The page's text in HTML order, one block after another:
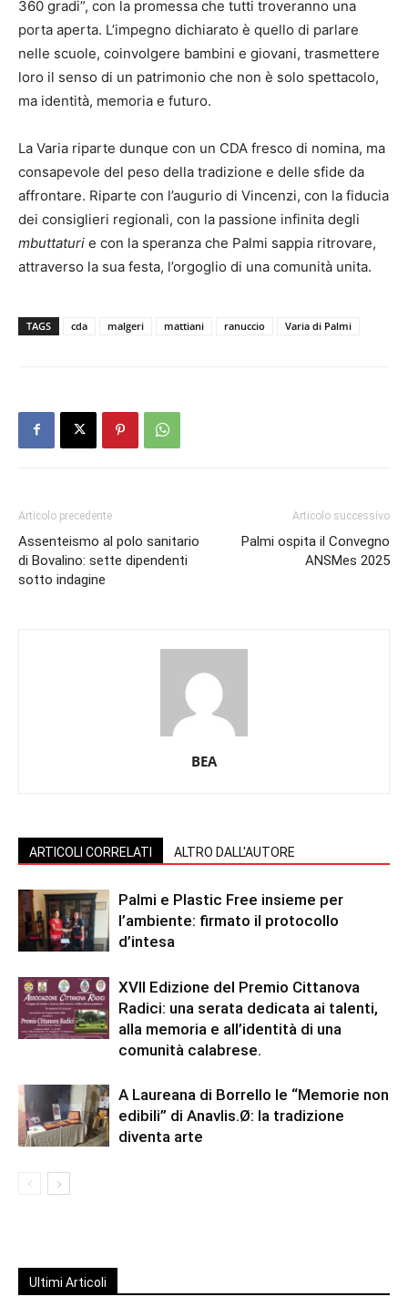
360 gradi”, con la promessa che tutti troveranno una
porta aperta. L’impegno dichiarato è quello di parlare
nelle scuole, coinvolgere bambini e giovani, trasmettere
loro il senso di un patrimonio che non è solo spettacolo,
ma identità, memoria e futuro.
La Varia riparte dunque con un CDA fresco di nomina, ma
consapevole del peso della tradizione e delle sfide da
affrontare. Riparte con l’augurio di Vincenzi, con la fiducia
dei consiglieri regionali, con la passione infinita degli
mbuttaturi e con la speranza che Palmi sappia ritrovare,
attraverso la sua festa, l’orgoglio di una comunità unita.
TAGS cda malgeri mattiani ranuccio Varia di Palmi
Articolo precedente
Assenteismo al polo sanitario
di Bovalino: sette dipendenti
sotto indagine
Articolo successivo
Palmi ospita il Convegno
ANSMes 2025
BEA
ARTICOLI CORRELATI ALTRO DALL'AUTORE
Palmi e Plastic Free insieme per
l’ambiente: firmato il protocollo
d’intesa
XVII Edizione del Premio Cittanova
Radici: una serata dedicata ai talenti,
alla memoria e all’identità di una
comunità calabrese.
A Laureana di Borrello le “Memorie non
edibili” di Anavlis.Ø: la tradizione
diventa arte
Ultimi Articoli